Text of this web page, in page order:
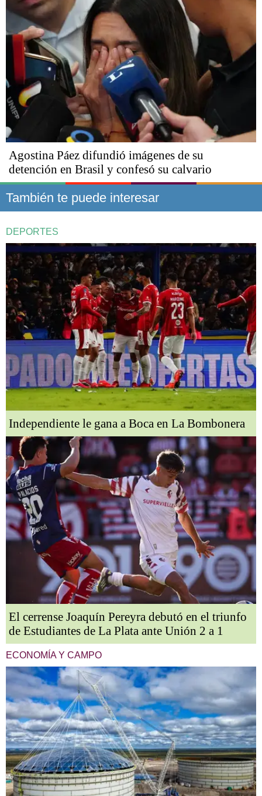
Agostina Páez difundió imágenes de su
detención en Brasil y confesó su calvario
También te puede interesar
DEPORTES
Independiente le gana a Boca en La Bombonera
El cerrense Joaquín Pereyra debutó en el triunfo
de Estudiantes de La Plata ante Unión 2 a 1
ECONOMÍA Y CAMPO